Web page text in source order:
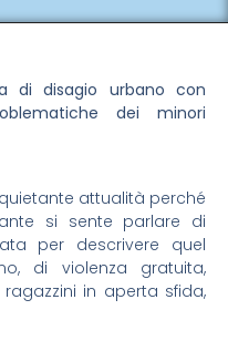
di disagio urbano con
dei minori
attualità perché
si sente parlare di
per descrivere quel
di violenza gratuita,
in aperta sfida,